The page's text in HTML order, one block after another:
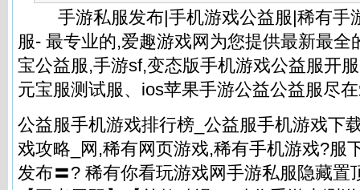
手游私服发布|手机游戏公益服|稀有手
服- 最专业的,爱趣游戏网为您提供最新最全
宝公益服,手游sf,变态版手机游戏公益服开
元宝服测试服、ios苹果手游公益公益服尽
公益服手机游戏排行榜_公益服手机游戏下
戏攻略_网,稀有网页游戏,稀有手机游戏?服
发布〓? 稀有你看玩游戏网手游私服隐藏置